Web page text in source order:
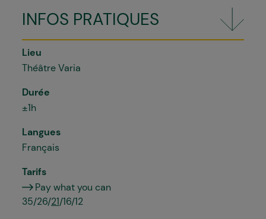
INFOS PRATIQUES
Lieu
Théâtre Varia
Durée
±1h
Langues
Français
Tarifs
Pay what you can
35/26/21/16/12